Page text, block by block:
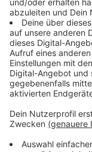
verstorben.
Anzeige
Anzeige